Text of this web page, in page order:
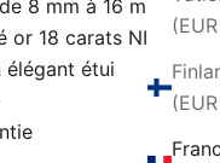
8 mm à 16 mm
18 carats NICKEL -
élégant étui